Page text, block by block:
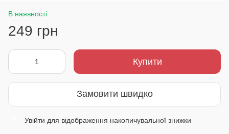
В наявності
249 грн
Купити
Замовити швидко
Увійти для відображення накопичувальної знижки